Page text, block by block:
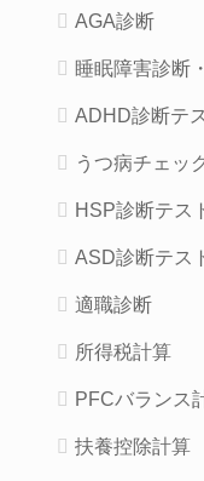
AGA診断
睡眠障害診断
ADHD診断テ
うつ病チェッ
HSP診断テス
ASD診断テス
適職診断
所得税計算
PFCバランス
扶養控除計算